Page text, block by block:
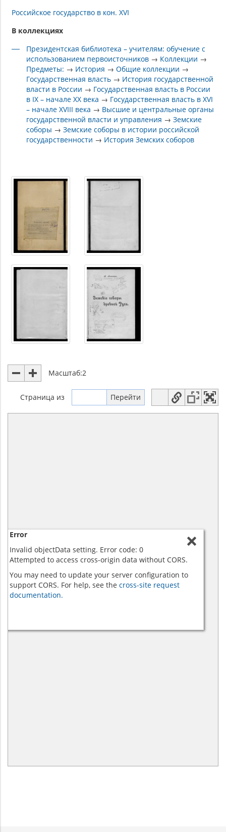
Российское государство в кон. XVI
В коллекциях
Президентская библиотека – учителям: обучение с
использованием первоисточников → Коллекции →
Предметы: → История →Общие коллекции →
Государственная власть → История государственной
власти в России → Государственная власть в России
в IX – начале XX века → Государственная власть в XVI
– начале XVIII века → Высшие и центральные органы
государственной власти и управления →Земские
соборы →Земские соборы в истории российской
государственности → История Земских соборов
Масштаб:2
Страница из
Error
Invalid objectData setting. Error code: 0
Attempted to access cross-origin data without CORS.
You may need to update your server configuration to
support CORS. For help, see the cross-site request
documentation.